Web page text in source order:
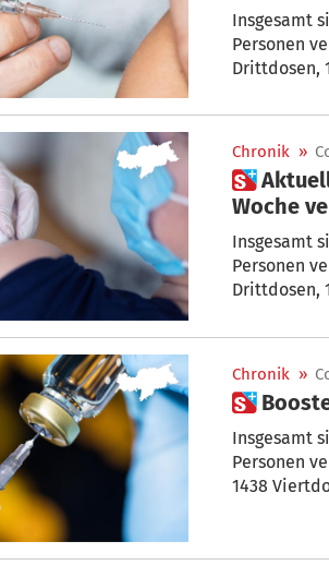
Insgesamt
Personen
Drittdosen,
Chronik »
 Aktueller Impfreport: 1450 Impfdosen in der vergangenen
Woche
Insgesamt
Personen
Drittdosen,
Chronik »
Insgesamt
Personen
1438